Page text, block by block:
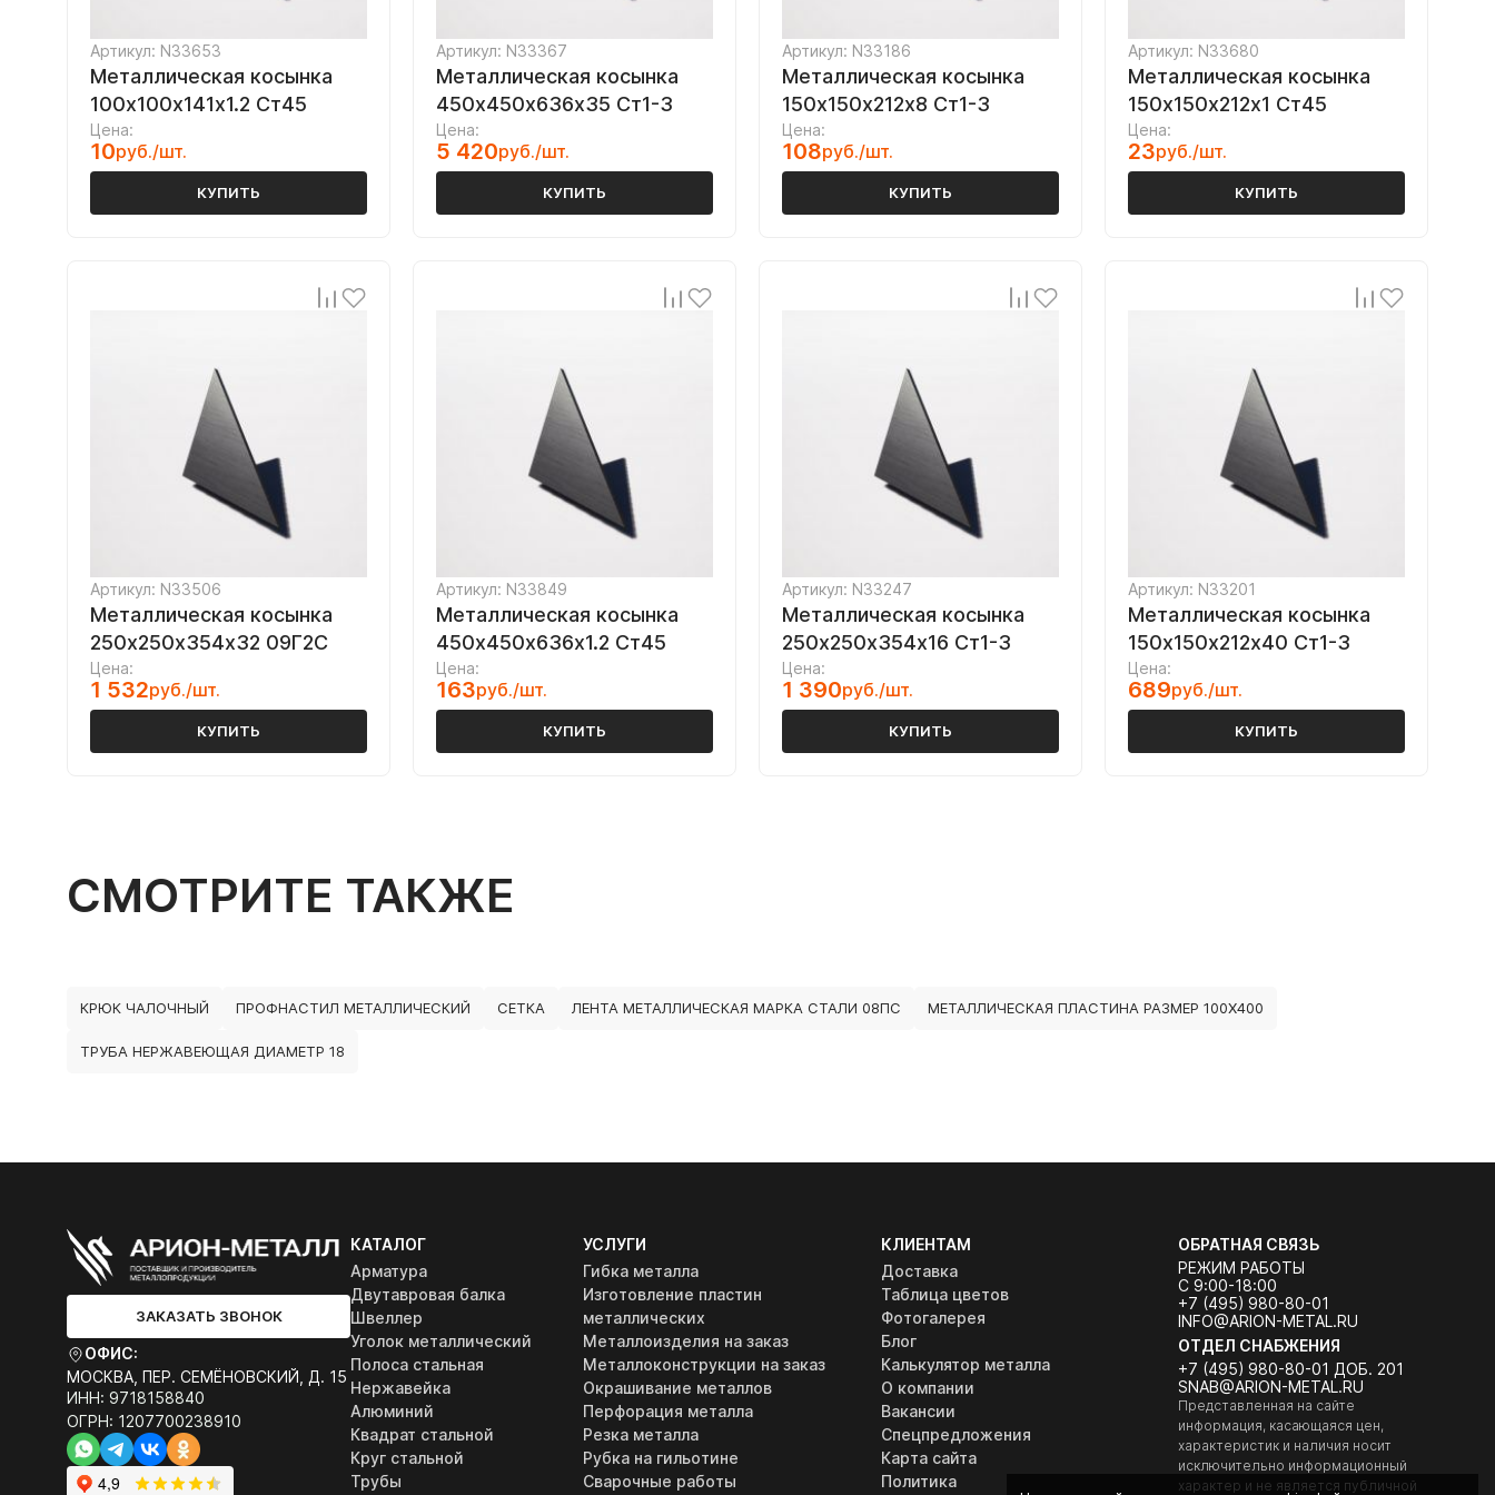
Артикул: N33653
Металлическая косынка
100х100х141х1.2 Ст45
Цена:
10руб./шт.
КУПИТЬ
Артикул: N33367
Металлическая косынка
450х450х636х35 Ст1-3
Цена:
5 420руб./шт.
КУПИТЬ
Артикул: N33186
Металлическая косынка
150х150х212х8 Ст1-3
Цена:
108руб./шт.
КУПИТЬ
Артикул: N33680
Металлическая косынка
150х150х212х1 Ст45
Цена:
23руб./шт.
КУПИТЬ
Артикул: N33506
Металлическая косынка
250х250х354х32 09Г2С
Цена:
1 532руб./шт.
КУПИТЬ
Артикул: N33849
Металлическая косынка
450х450х636х1.2 Ст45
Цена:
163руб./шт.
КУПИТЬ
Артикул: N33247
Металлическая косынка
250х250х354х16 Ст1-3
Цена:
1 390руб./шт.
КУПИТЬ
Артикул: N33201
Металлическая косынка
150х150х212х40 Ст1-3
Цена:
689руб./шт.
КУПИТЬ
СМОТРИТЕ ТАКЖЕ
КРЮК ЧАЛОЧНЫЙ ПРОФНАСТИЛ МЕТАЛЛИЧЕСКИЙ СЕТКА ЛЕНТА МЕТАЛЛИЧЕСКАЯ МАРКА СТАЛИ 08ПС МЕТАЛЛИЧЕСКАЯ ПЛАСТИНА РАЗМЕР 100Х400
ТРУБА НЕРЖАВЕЮЩАЯ ДИАМЕТР 18
ЗАКАЗАТЬ ЗВОНОК
ОФИС:
МОСКВА, ПЕР. СЕМЁНОВСКИЙ, Д. 15
ИНН: 9718158840
ОГРН: 1207700238910
КАТАЛОГ
Арматура
Двутавровая балка
Швеллер
Уголок металлический
Полоса стальная
Нержавейка
Алюминий
Квадрат стальной
Круг стальной
Трубы
УСЛУГИ
Гибка металла
Изготовление пластин
металлических
Металлоизделия на заказ
Металлоконструкции на заказ
Окрашивание металлов
Перфорация металла
Резка металла
Рубка на гильотине
Сварочные работы
КЛИЕНТАМ
Доставка
Таблица цветов
Фотогалерея
Блог
Калькулятор металла
О компании
Вакансии
Спецпредложения
Карта сайта
Политика
ОБРАТНАЯ СВЯЗЬ
РЕЖИМ РАБОТЫ
С 9:00-18:00
+7 (495) 980-80-01
INFO@ARION-METAL.RU
ОТДЕЛ СНАБЖЕНИЯ
+7 (495) 980-80-01 ДОБ. 201
SNAB@ARION-METAL.RU
Представленная на сайте
информация, касающаяся цен,
характеристик и наличия носит
исключительно информационный
характер и не является публичной